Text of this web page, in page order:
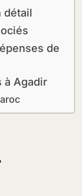
détail
de
à Agadir